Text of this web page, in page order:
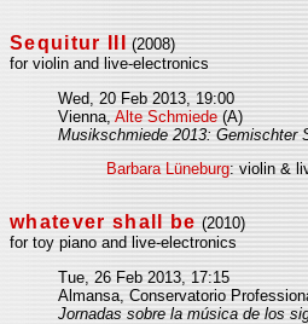
Sequitur III
(2008)
for violin and live-electronics
Wed, 20 Feb 2013, 19:00
Vienna, Alte Schmiede (A)
Musikschmiede 2013: Gemischter
Barbara Lüneburg: violin &
whatever shall be (2010)
for toy piano and live-electronics
Tue, 26 Feb 2013, 17:15
Almansa, Conservatorio
Jornadas sobre la música de los